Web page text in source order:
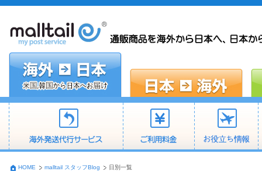
HOME malltail スタッフBlog 日別一覧